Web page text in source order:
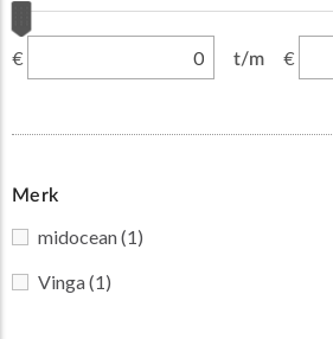
€ t/m €
Merk
midocean(1)
Vinga(1)